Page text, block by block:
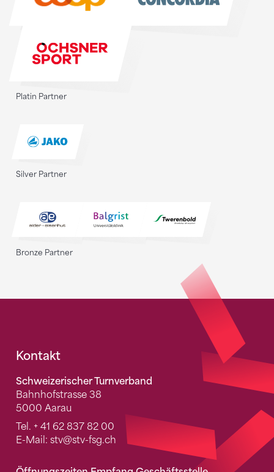
Platin Partner
Silver Partner
Bronze Partner
Fusszeile
Kontakt
Schweizerischer Turnverband
Bahnhofstrasse 38
5000 Aarau
Tel. + 41 62 837 82 00
E-Mail: stv@stv-fsg.ch